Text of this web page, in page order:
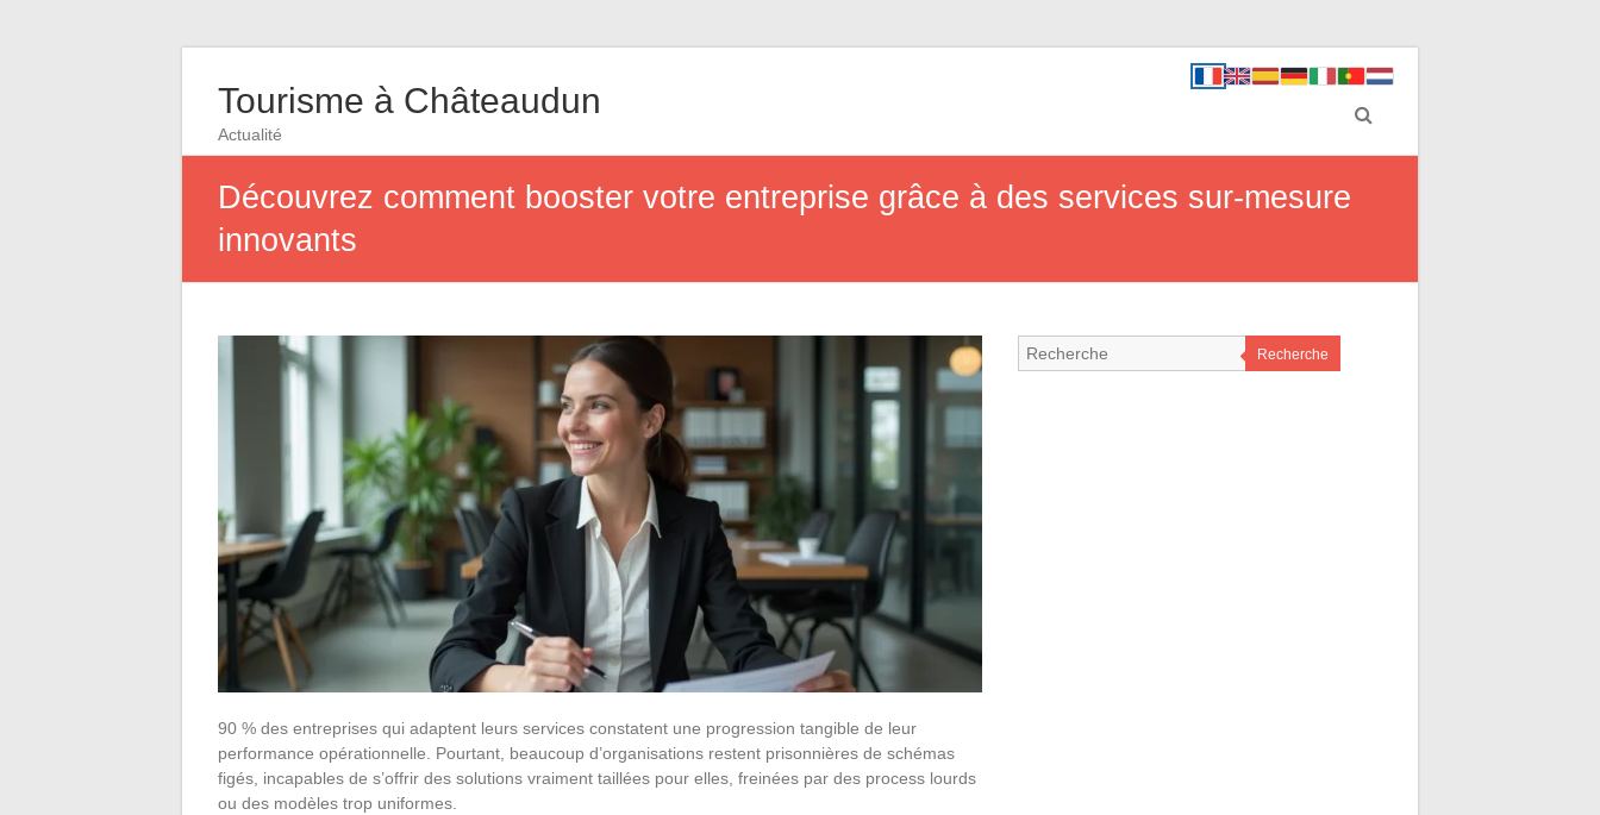
Tourisme à Châteaudun
Actualité
Découvrez comment booster votre entreprise grâce à des services sur-mesure
innovants
90 % des entreprises qui adaptent leurs services constatent une progression tangible de leur
performance opérationnelle. Pourtant, beaucoup d’organisations restent prisonnières de schémas
figés, incapables de s’offrir des solutions vraiment taillées pour elles, freinées par des process lourds
ou des modèles trop uniformes.
Recherche